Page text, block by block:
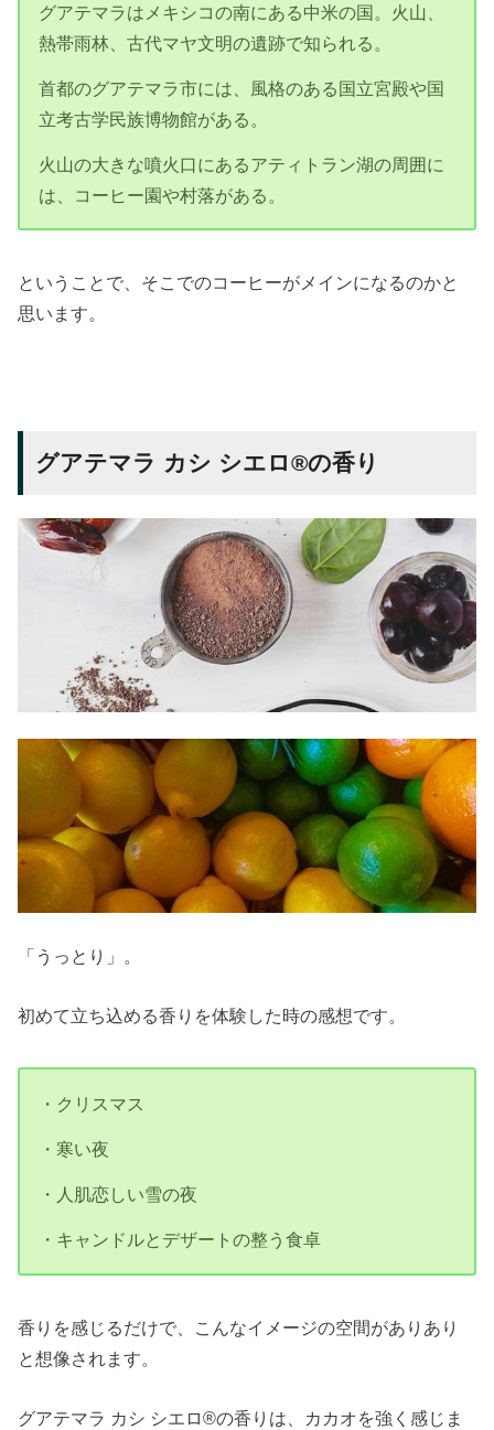
グアテマラはメキシコの南にある中米の国。火山、
熱帯雨林、古代マヤ文明の遺跡で知られる。
首都のグアテマラ市には、風格のある国立宮殿や国
立考古学民族博物館がある。
火山の大きな噴火口にあるアティトラン湖の周囲に
は、コーヒー園や村落がある。
ということで、そこでのコーヒーがメインになるのかと
思います。
グアテマラ カシ シエロ®の香り
「うっとり」。
初めて立ち込める香りを体験した時の感想です。
・クリスマス
・寒い夜
・人肌恋しい雪の夜
・キャンドルとデザートの整う食卓
香りを感じるだけで、こんなイメージの空間がありあり
と想像されます。
グアテマラ カシ シエロ®の香りは、カカオを強く感じま